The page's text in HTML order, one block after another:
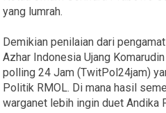
yang lumrah.
Demikian penilaian dari
Azhar Indonesia Ujang
polling 24 Jam (TwitPol24jam)
Politik RMOL. Di mana hasil
warganet lebih ingin duet Andika